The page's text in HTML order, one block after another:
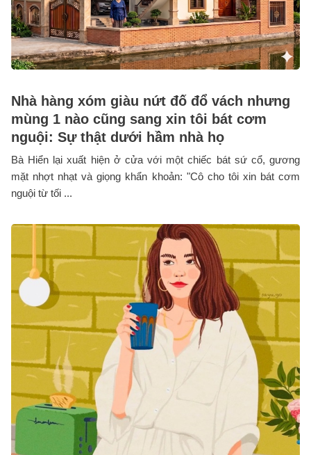
Nhà hàng xóm giàu nứt đố đổ vách nhưng
mùng 1 nào cũng sang xin tôi bát cơm
nguội: Sự thật dưới hầm nhà họ
Bà Hiển lại xuất hiện ở cửa với một chiếc bát sứ cổ, gương
mặt nhợt nhạt và giọng khẩn khoản: "Cô cho tôi xin bát cơm
nguội từ tối ...